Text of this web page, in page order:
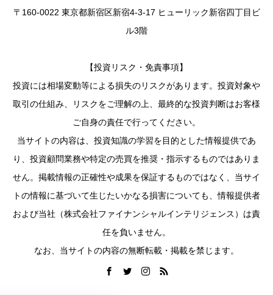
〒160-0022 東京都新宿区新宿4-3-17 ヒューリック新宿四丁目ビ
ル3階
【投資リスク・免責事項】
投資には相場変動等による損失のリスクがあります。投資対象や
取引の仕組み、リスクをご理解の上、最終的な投資判断はお客様
ご自身の責任で行ってください。
当サイトの内容は、投資知識の学習を目的とした情報提供であ
り、投資顧問業務や特定の売買を推奨・指示するものではありま
せん。掲載情報の正確性や成果を保証するものではなく、当サイ
トの情報に基づいて生じたいかなる損害についても、情報提供者
および当社（株式会社ファイナンシャルインテリジェンス）は責
任を負いません。
なお、当サイトの内容の無断転載・掲載を禁じます。